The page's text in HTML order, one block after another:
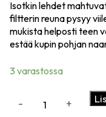
Isotkin lehdet
filtterin reuna pysyy
mukista helposti teen
estää kupin pohjan
3 varastossa
- +